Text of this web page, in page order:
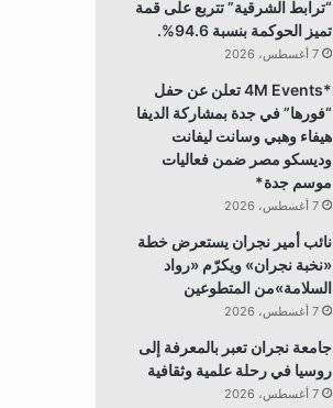
“ترابط الشرقية” تتربع على قمة
تميز الحوكمة بنسبة 94.6%.
7 أغسطس، 2026
*4M Events تعلن عن حفل
“فورها” في جدة بمشاركة الديفا
هيفاء وهبي وسانت ليفانت
وديسكو مصر ضمن فعاليات
موسم جدة*
7 أغسطس، 2026
نائب أمير نجران يستعرض خطة
«نخبة نجران» ويكرّم «رواد
السلامة»من المتطوعين
7 أغسطس، 2026
جامعة نجران تعبر بالمعرفة إلى
روسيا في رحلة علمية وثقافية
7 أغسطس، 2026